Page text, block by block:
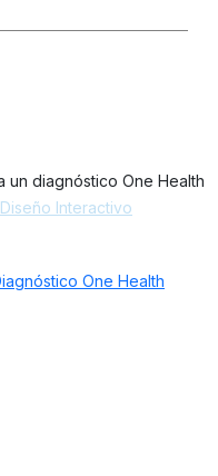
un diagnóstico One Health
Interactivo